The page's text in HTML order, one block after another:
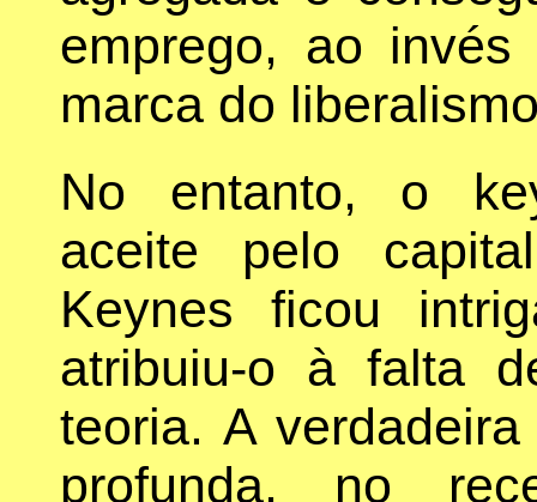
emprego, ao
marca do
No entanto, o
aceite pelo
Keynes ficou
atribuiu-o à falta
teoria. A
profunda, no